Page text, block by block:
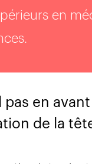
en
pas en
de la